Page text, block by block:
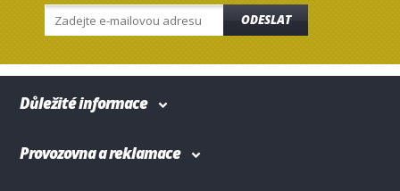
ODESLAT
Důležité informace
Provozovna a reklamace